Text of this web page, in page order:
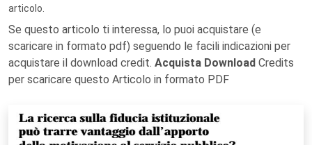
articolo.
Se questo articolo ti interessa, lo puoi acquistare (e
scaricare in formato pdf) seguendo le facili indicazioni per
acquistare il download credit. Acquista Download Credits
per scaricare questo Articolo in formato PDF